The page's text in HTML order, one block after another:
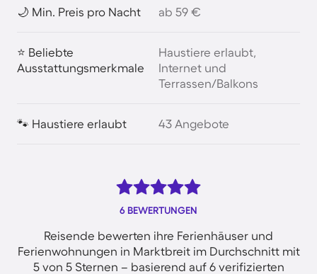
🌙 Min. Preis pro Nacht ab 59 €
⭐ Beliebte
Ausstattungsmerkmale
Haustiere erlaubt,
Internet und
Terrassen/Balkons
🐾 Haustiere erlaubt 43 Angebote
6 BEWERTUNGEN
Reisende bewerten ihre Ferienhäuser und
Ferienwohnungen in Marktbreit im Durchschnitt mit
5 von 5 Sternen – basierend auf 6 verifizierten